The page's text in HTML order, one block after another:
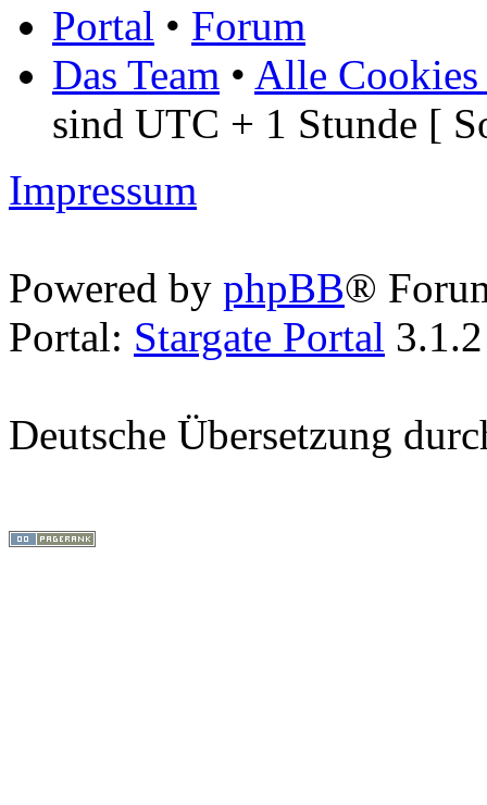
Portal • Forum
Das Team • Alle Cookies
sind UTC + 1 Stunde [
Impressum
Powered by phpBB®
Portal: Stargate Portal
Deutsche Übersetzung